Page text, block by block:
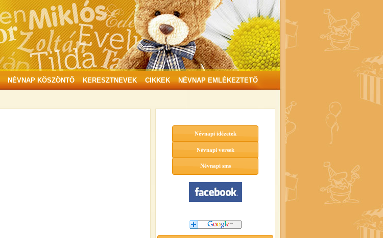
NÉVNAP KÖSZÖNTŐ KERESZTNEVEK CIKKEK NÉVNAP EMLÉKEZTETŐ
Névnapi idézetek
Névnapi versek
Névnapi sms